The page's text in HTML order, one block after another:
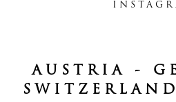
AUSTRIA -